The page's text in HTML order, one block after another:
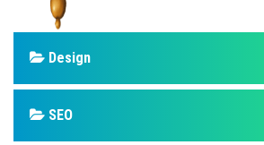
Design
SEO